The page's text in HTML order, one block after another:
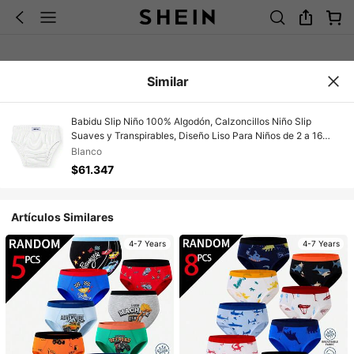
Similar
Babidu Slip Niño 100% Algodón, Calzoncillos Niño Slip
Suaves y Transpirables, Diseño Liso Para Niños de 2 a 16
Años, Ropa Interior Cómoda, Ideal Uso Diario y Deportivos,
Calzoncillo Diseño Clásico - Envío GRATIS ✅ Entrega 24/48h
a España (península)
Blanco
$61.347
Artículos Similares
4-7 Years 4-7 Years